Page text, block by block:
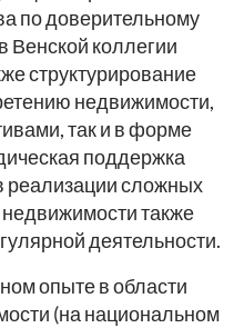
по доверительному
Венской коллегии
структурирование
недвижимости,
так и в форме
поддержка
реализации сложных
недвижимости также
деятельности.
опыте в области
(на национальном